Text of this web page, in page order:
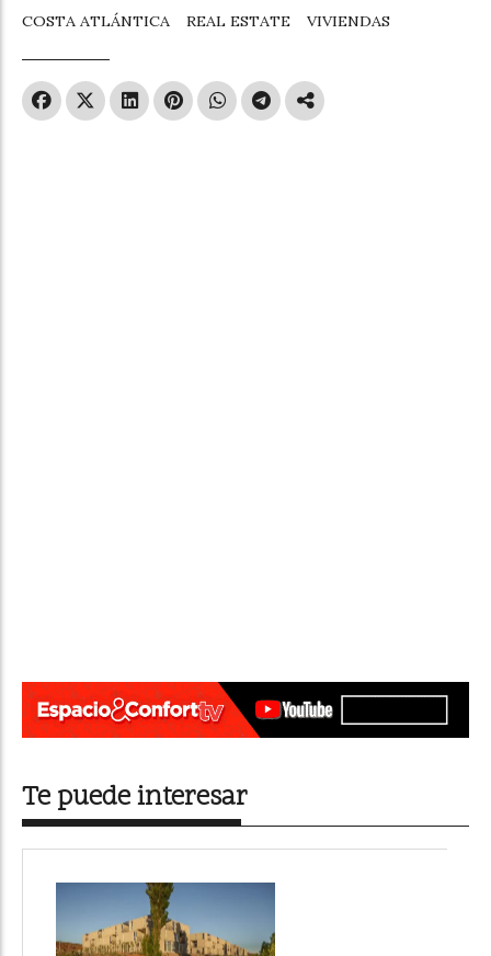
COSTA ATLÁNTICA
REAL ESTATE VIVIENDAS
Te puede interesar